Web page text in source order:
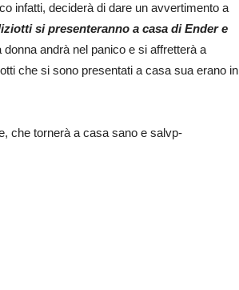
infatti, deciderà di dare un avvertimento a
si presenteranno a casa di Ender e
donna andrà nel panico e si affretterà a
che si sono presentati a casa sua erano in
che tornerà a casa sano e salvp-